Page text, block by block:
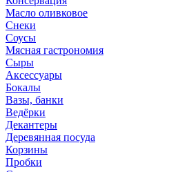
Масло оливковое
Снеки
Соусы
Мясная гастрономия
Сыры
Аксессуары
Бокалы
Вазы, банки
Ведёрки
Декантеры
Деревянная посуда
Корзины
Пробки